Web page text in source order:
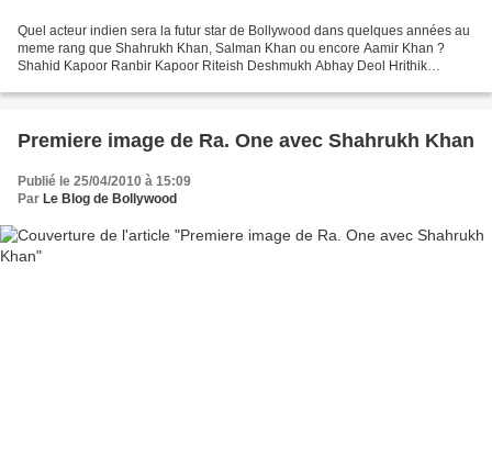
Quel acteur indien sera la futur star de Bollywood dans quelques années au
meme rang que Shahrukh Khan, Salman Khan ou encore Aamir Khan ?
Shahid Kapoor Ranbir Kapoor Riteish Deshmukh Abhay Deol Hrithik
Premiere image de Ra. One avec Shahrukh Khan
Publié le 25/04/2010 à 15:09
Par Le Blog de Bollywood